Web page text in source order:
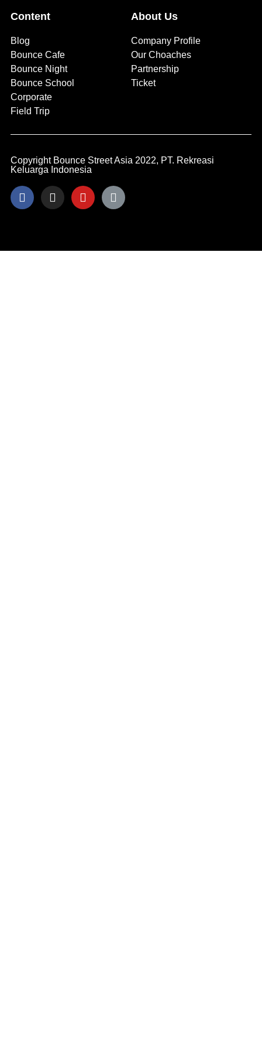
Content
Blog
Bounce Cafe
Bounce Night
Bounce School
Corporate
Field Trip
About Us
Company Profile
Our Choaches
Partnership
Ticket
Copyright Bounce Street Asia 2022, PT. Rekreasi
Keluarga Indonesia